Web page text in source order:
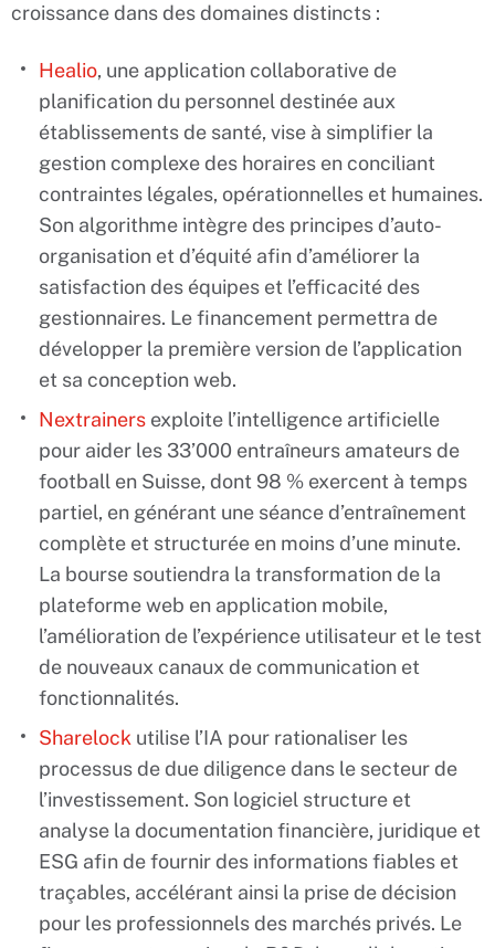
croissance dans des domaines distincts :
Healio, une application collaborative de
planification du personnel destinée aux
établissements de santé, vise à simplifier la
gestion complexe des horaires en conciliant
contraintes légales, opérationnelles et humaines.
Son algorithme intègre des principes d’auto-
organisation et d’équité afin d’améliorer la
satisfaction des équipes et l’efficacité des
gestionnaires. Le financement permettra de
développer la première version de l’application
et sa conception web.
Nextrainers exploite l’intelligence artificielle
pour aider les 33’000 entraîneurs amateurs de
football en Suisse, dont 98 % exercent à temps
partiel, en générant une séance d’entraînement
complète et structurée en moins d’une minute.
La bourse soutiendra la transformation de la
plateforme web en application mobile,
l’amélioration de l’expérience utilisateur et le test
de nouveaux canaux de communication et
fonctionnalités.
Sharelock utilise l’IA pour rationaliser les
processus de due diligence dans le secteur de
l’investissement. Son logiciel structure et
analyse la documentation financière, juridique et
ESG afin de fournir des informations fiables et
traçables, accélérant ainsi la prise de décision
pour les professionnels des marchés privés. Le